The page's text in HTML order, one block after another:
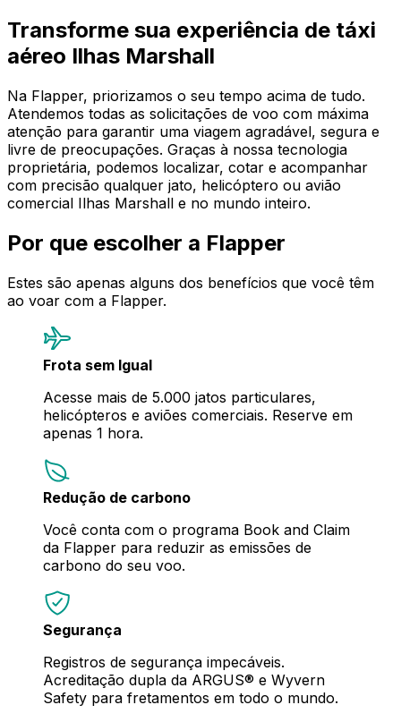
Transforme sua experiência de táxi
aéreo Ilhas Marshall
Na Flapper, priorizamos o seu tempo acima de tudo.
Atendemos todas as solicitações de voo com máxima
atenção para garantir uma viagem agradável, segura e
livre de preocupações. Graças à nossa tecnologia
proprietária, podemos localizar, cotar e acompanhar
com precisão qualquer jato, helicóptero ou avião
comercial Ilhas Marshall e no mundo inteiro.
Por que escolher a Flapper
Estes são apenas alguns dos benefícios que você têm
ao voar com a Flapper.
Frota sem Igual
Acesse mais de 5.000 jatos particulares,
helicópteros e aviões comerciais. Reserve em
apenas 1 hora.
Redução de carbono
Você conta com o programa Book and Claim
da Flapper para reduzir as emissões de
carbono do seu voo.
Segurança
Registros de segurança impecáveis.
Acreditação dupla da ARGUS® e Wyvern
Safety para fretamentos em todo o mundo.